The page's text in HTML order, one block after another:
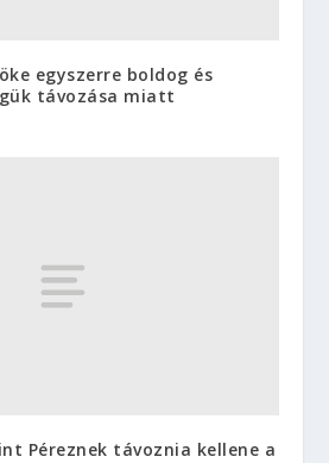
egyszerre boldog és
távozása miatt
Péreznek távoznia kellene a